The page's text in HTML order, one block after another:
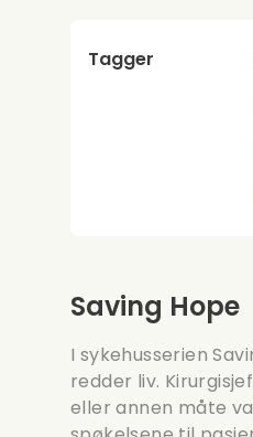
Tagger
Saving Hope
I sykehusserien
redder liv.
eller annen måte